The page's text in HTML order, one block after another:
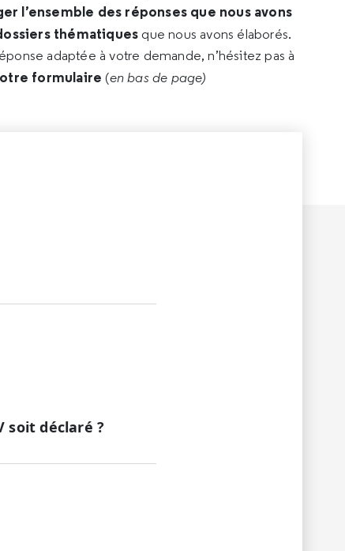
l’ensemble des réponses que nous avons
thématiques que nous avons élaborés.
adaptée à votre demande, n’hésitez pas à
formulaire (en bas de page)
soit déclaré ?